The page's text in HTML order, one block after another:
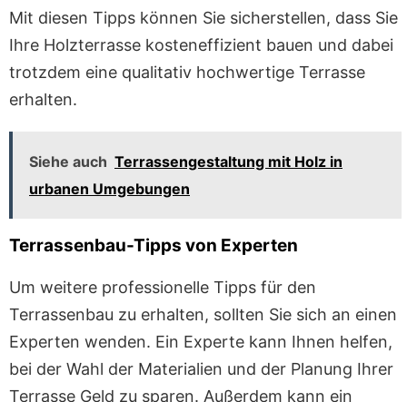
Mit diesen Tipps können Sie sicherstellen, dass Sie
Ihre Holzterrasse kosteneffizient bauen und dabei
trotzdem eine qualitativ hochwertige Terrasse
erhalten.
Siehe auch Terrassengestaltung mit Holz in
urbanen Umgebungen
Terrassenbau-Tipps von Experten
Um weitere professionelle Tipps für den
Terrassenbau zu erhalten, sollten Sie sich an einen
Experten wenden. Ein Experte kann Ihnen helfen,
bei der Wahl der Materialien und der Planung Ihrer
Terrasse Geld zu sparen. Außerdem kann ein